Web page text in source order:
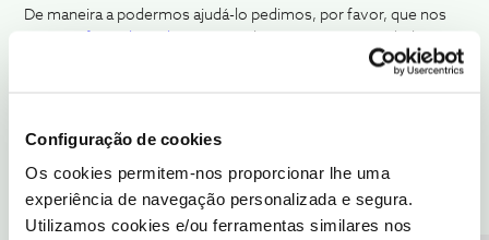
Configuração de cookies
Os cookies permitem-nos proporcionar lhe uma
experiência de navegação personalizada e segura.
Utilizamos cookies e/ou ferramentas similares nos
De maneira a podermos ajudá-lo pedimos, por favor, que nos
devidaemtne. Assim que possível, entraremos em contacto
Obrigada